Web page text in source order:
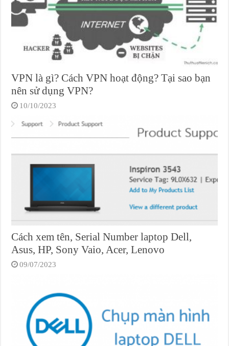
VPN là gì? Cách VPN hoạt động? Tại sao bạn
nên sử dụng VPN?
10/10/2023
Cách xem tên, Serial Number laptop Dell,
Asus, HP, Sony Vaio, Acer, Lenovo
09/07/2023